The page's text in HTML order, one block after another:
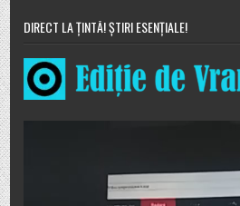
DIRECT LA ȚINTĂ! ȘTIRI ESENȚIALE!